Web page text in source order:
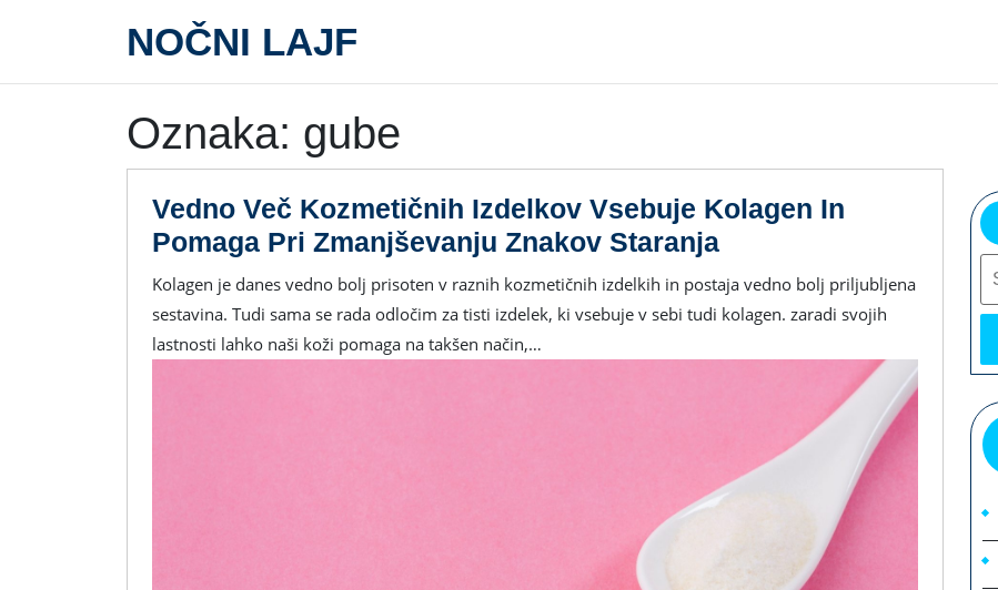
NOČNI LAJF
Oznaka: gube
Vedno Več Kozmetičnih Izdelkov Vsebuje Kolagen In
Pomaga Pri Zmanjševanju Znakov StaranjaVedno
Več
Kozmetičnih
Pomaga
Pri
Zmanjševanju
Znakov
Kolagen je danes vedno bolj prisoten v raznih kozmetičnih izdelkih in postaja vedno bolj priljubljena
sestavina. Tudi sama se rada odločim za tisti izdelek, ki vsebuje v sebi tudi kolagen. zaradi svojih
lastnosti lahko naši koži pomaga na takšen način,…